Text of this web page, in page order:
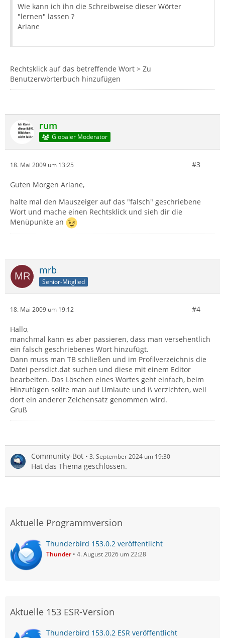
Wie kann ich ihn die Schreibweise dieser Wörter
"lernen" lassen ?
Ariane
Rechtsklick auf das betreffende Wort > Zu
Benutzerwörterbuch hinzufügen
rum
Globaler Moderator
18. Mai 2009 um 13:25 #3
Guten Morgen Ariane,
halte mal den Mauszeiger auf das "falsch" geschriebene
Wort und mache einen Rechtsklick und sieh dir die
Menüpunkte an
mrb
Senior-Mitglied
18. Mai 2009 um 19:12 #4
Hallo,
manchmal kann es aber passieren, dass man versehentlich
ein falsch geschriebenes Wort hinzufügt.
Dann muss man TB schließen und im Profilverzeichnis die
Datei persdict.dat suchen und diese mit einem Editor
bearbeiten. Das Löschen eines Wortes geht einfach, beim
Hinzufügen sollte man auf Umlaute und ß verzichten, weil
dort ein anderer Zeichensatz genommen wird.
Gruß
Community-Bot 3. September 2024 um 19:30
Hat das Thema geschlossen.
Aktuelle Programmversion
Thunderbird 153.0.2 veröffentlicht
Thunder 4. August 2026 um 22:28
Aktuelle 153 ESR-Version
Thunderbird 153.0.2 ESR veröffentlicht